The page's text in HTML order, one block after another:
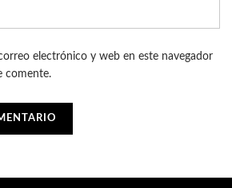
electrónico y web en este navegador
comente.